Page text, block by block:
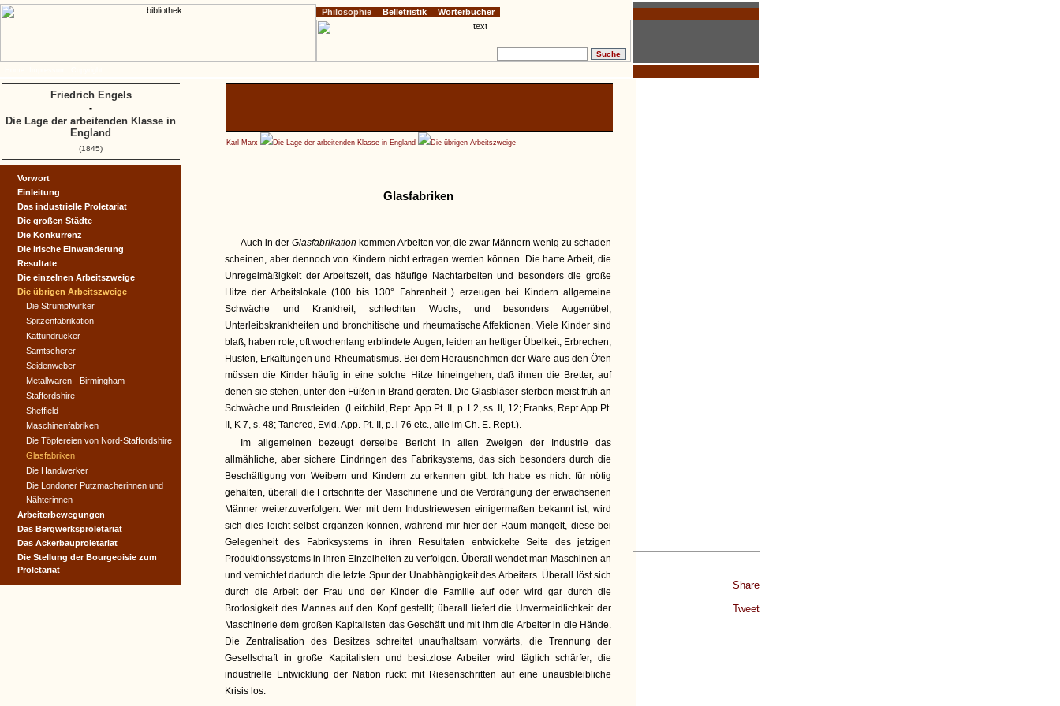
Share
Tweet
Karl Marx Die Lage der arbeitenden Klasse in England Die übrigen Arbeitszweige
Glasfabriken
Auch in der Glasfabrikation kommen Arbeiten vor, die zwar Männern wenig zu schaden
scheinen, aber dennoch von Kindern nicht ertragen werden können. Die harte Arbeit, die
Unregelmäßigkeit der Arbeitszeit, das häufige Nachtarbeiten und besonders die große
Hitze der Arbeitslokale (100 bis 130° Fahrenheit ) erzeugen bei Kindern allgemeine
Schwäche und Krankheit, schlechten Wuchs, und besonders Augenübel,
Unterleibskrankheiten und bronchitische und rheumatische Affektionen. Viele Kinder sind
blaß, haben rote, oft wochenlang erblindete Augen, leiden an heftiger Übelkeit, Erbrechen,
Husten, Erkältungen und Rheumatismus. Bei dem Herausnehmen der Ware aus den Öfen
müssen die Kinder häufig in eine solche Hitze hineingehen, daß ihnen die Bretter, auf
denen sie stehen, unter den Füßen in Brand geraten. Die Glasbläser sterben meist früh an
Schwäche und Brustleiden. (Leifchild, Rept. App.Pt. II, p. L2, ss. II, 12; Franks, Rept.App.Pt.
II, K 7, s. 48; Tancred, Evid. App. Pt. II, p. i 76 etc., alle im Ch. E. Rept.).
Im allgemeinen bezeugt derselbe Bericht in allen Zweigen der Industrie das
allmähliche, aber sichere Eindringen des Fabriksystems, das sich besonders durch die
Beschäftigung von Weibern und Kindern zu erkennen gibt. Ich habe es nicht für nötig
gehalten, überall die Fortschritte der Maschinerie und die Verdrängung der erwachsenen
Männer weiterzuverfolgen. Wer mit dem Industriewesen einigermaßen bekannt ist, wird
sich dies leicht selbst ergänzen können, während mir hier der Raum mangelt, diese bei
Gelegenheit des Fabriksystems in ihren Resultaten entwickelte Seite des jetzigen
Produktionssystems in ihren Einzelheiten zu verfolgen. Überall wendet man Maschinen an
und vernichtet dadurch die letzte Spur der Unabhängigkeit des Arbeiters. Überall löst sich
durch die Arbeit der Frau und der Kinder die Familie auf oder wird gar durch die
Brotlosigkeit des Mannes auf den Kopf gestellt; überall liefert die Unvermeidlichkeit der
Maschinerie dem großen Kapitalisten das Geschäft und mit ihm die Arbeiter in die Hände.
Die Zentralisation des Besitzes schreitet unaufhaltsam vorwärts, die Trennung der
Gesellschaft in große Kapitalisten und besitzlose Arbeiter wird täglich schärfer, die
industrielle Entwicklung der Nation rückt mit Riesenschritten auf eine unausbleibliche
Krisis los.
Vorwort
Einleitung
Das industrielle Proletariat
Die großen Städte
Die Konkurrenz
Die irische Einwanderung
Resultate
Die einzelnen Arbeitszweige
Die übrigen Arbeitszweige
Die Strumpfwirker
Spitzenfabrikation
Kattundrucker
Samtscherer
Seidenweber
Metallwaren - Birmingham
Staffordshire
Sheffield
Maschinenfabriken
Die Töpfereien von Nord-Staffordshire
Glasfabriken
Die Handwerker
Die Londoner Putzmacherinnen und
Nähterinnen
Arbeiterbewegungen
Das Bergwerksproletariat
Das Ackerbauproletariat
Die Stellung der Bourgeoisie zum
Proletariat
Philosophie Belletristik Wörterbücher
Friedrich Engels
-
Die Lage der arbeitenden Klasse in
England
(1845)